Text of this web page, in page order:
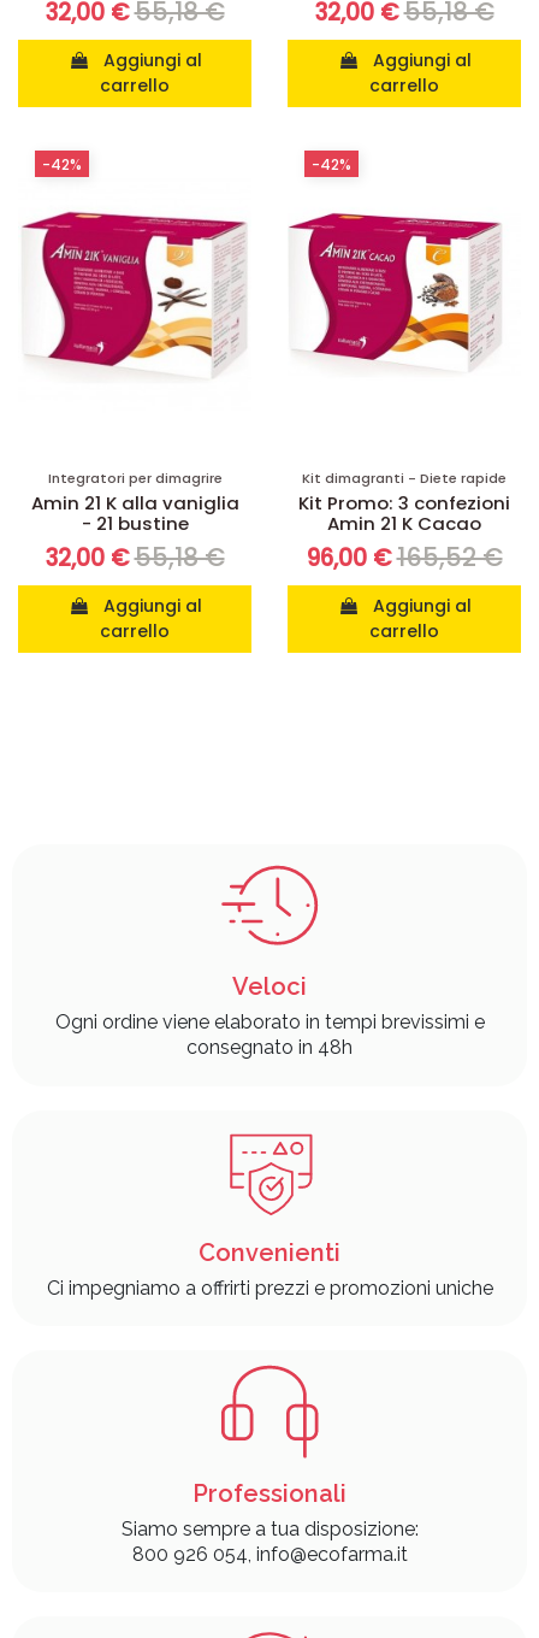
32,00 €55,18 €
carrello
32,00 €55,18 €
carrello
Integratori per dimagrire
Amin 21 K alla vaniglia
- 21 bustine
32,00 €55,18 €
carrello
-42%
Kit dimagranti - Diete rapide
Kit Promo: 3 confezioni
Amin 21 K Cacao
96,00 €165,52 €
carrello
-42%
Veloci
Ogni ordine viene elaborato in tempi brevissimi e
consegnato in 48h
Convenienti
Ci impegniamo a offrirti prezzi e promozioni uniche
Professionali
Siamo sempre a tua disposizione:
800 926 054, info@ecofarma.it